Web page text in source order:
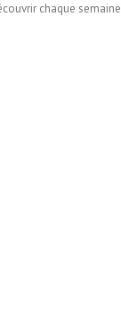
chaque semaine